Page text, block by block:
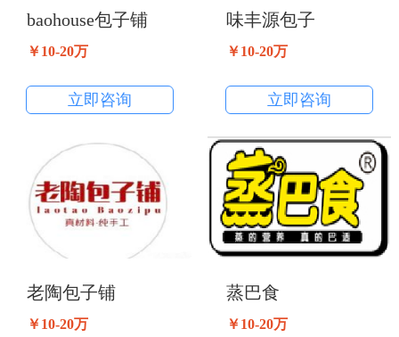
baohouse包子铺
￥10-20万
立即咨询
味丰源包子
￥10-20万
立即咨询
老陶包子铺
￥10-20万
蒸巴食
￥10-20万